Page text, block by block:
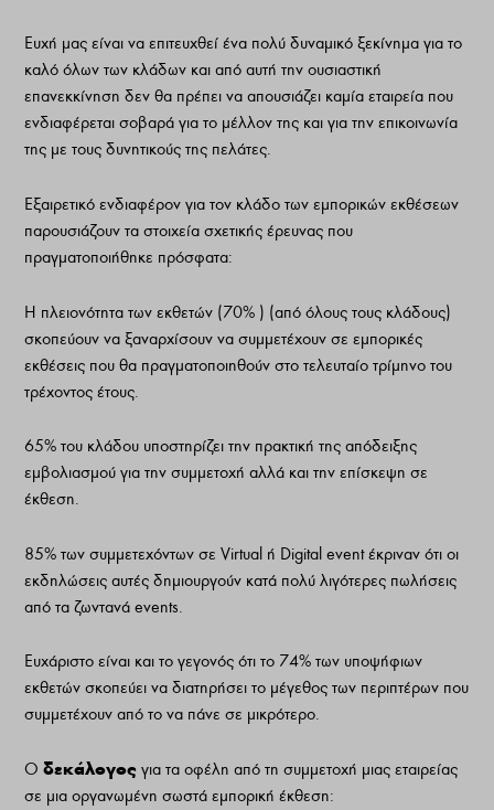
Ευχή μας είναι να επιτευχθεί ένα πολύ δυναμικό ξεκίνημα για το
καλό όλων των κλάδων και από αυτή την ουσιαστική
επανεκκίνηση δεν θα πρέπει να απουσιάζει καμία εταιρεία που
ενδιαφέρεται σοβαρά για το μέλλον της και για την επικοινωνία
της με τους δυνητικούς της πελάτες.
Εξαιρετικό ενδιαφέρον για τον κλάδο των εμπορικών εκθέσεων
παρουσιάζουν τα στοιχεία σχετικής έρευνας που
πραγματοποιήθηκε πρόσφατα:
Η πλειονότητα των εκθετών (70% ) (από όλους τους κλάδους)
σκοπεύουν να ξαναρχίσουν να συμμετέχουν σε εμπορικές
εκθέσεις που θα πραγματοποιηθούν στο τελευταίο τρίμηνο του
τρέχοντος έτους.
65% του κλάδου υποστηρίζει την πρακτική της απόδειξης
εμβολιασμού για την συμμετοχή αλλά και την επίσκεψη σε
έκθεση.
85% των συμμετεχόντων σε Virtual ή Digital event έκριναν ότι οι
εκδηλώσεις αυτές δημιουργούν κατά πολύ λιγότερες πωλήσεις
από τα ζωντανά events.
Ευχάριστο είναι και το γεγονός ότι το 74% των υποψήφιων
εκθετών σκοπεύει να διατηρήσει το μέγεθος των περιπτέρων που
συμμετέχουν από το να πάνε σε μικρότερο.
Οδεκάλογοςγια τα οφέλη από τη συμμετοχή μιας εταιρείας
σε μια οργανωμένη σωστά εμπορική έκθεση: